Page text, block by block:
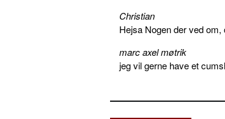
Christian
Hejsa Nogen der ved
marc axel møtrik
jeg vil gerne have et